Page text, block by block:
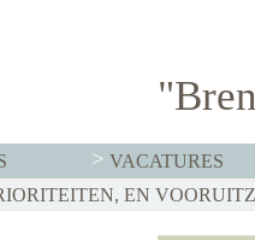
VACATURES
EN
NIET OP Z’N